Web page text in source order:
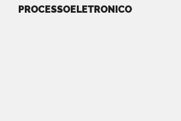
PROCESSOELETRONICO